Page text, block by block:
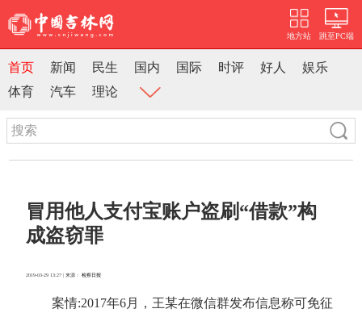
地方站 跳至PC端
首页 新闻 民生 国内 国际 时评 好人
娱乐
体育
汽车 理论
冒用他人支付宝账户盗刷“借款”构
成盗窃罪
2019-03-29 13:27 | 来源：检察日报
案情:2017年6月，王某在微信群发布信息称可免征